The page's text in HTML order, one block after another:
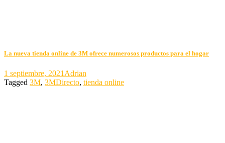
La nueva tienda online de 3M ofrece numerosos productos para el hogar
1 septiembre, 2021 Adrian
Tagged 3M, 3MDirecto, tienda online